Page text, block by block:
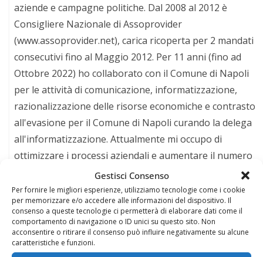
Gestisci Consenso
Per fornire le migliori esperienze, utilizziamo tecnologie come i cookie
per memorizzare e/o accedere alle informazioni del dispositivo. Il
consenso a queste tecnologie ci permetterà di elaborare dati come il
comportamento di navigazione o ID unici su questo sito. Non
acconsentire o ritirare il consenso può influire negativamente su alcune
caratteristiche e funzioni.
aziende e campagne politiche. Dal 2008 al 2012 è
Consigliere Nazionale di Assoprovider
(www.assoprovider.net), carica ricoperta per 2 mandati
consecutivi fino al Maggio 2012. Per 11 anni (fino ad
Ottobre 2022) ho collaborato con il Comune di Napoli
per le attività di comunicazione, informatizzazione,
razionalizzazione delle risorse economiche e contrasto
all'evasione per il Comune di Napoli curando la delega
all'informatizzazione. Attualmente mi occupo di
ottimizzare i processi aziendali e aumentare il numero
di visitatori dei siti web, dei social dei miei clienti,
continuando da oltre 20 anni la mia attività finalizzata
ad ottimizzare il posizionamento dei siti web su Google
e sui social, incrementando il numero di visitatori, dei
follower e curando campagne di sponsorizzazione sul
web. Mi occupo quindi dell'ottimizzazione tecnica, della